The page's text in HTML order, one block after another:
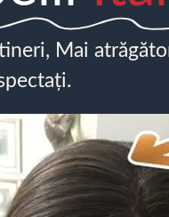
Mai